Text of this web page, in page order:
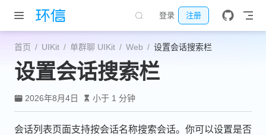
跳至主要內容
登录 注册
首页 UIKit 单群聊 UIKit Web 设置会话搜索栏
设置会话搜索栏
2026年8月4日 小于 1 分钟
会话列表页面支持按会话名称搜索会话。你可以设置是否